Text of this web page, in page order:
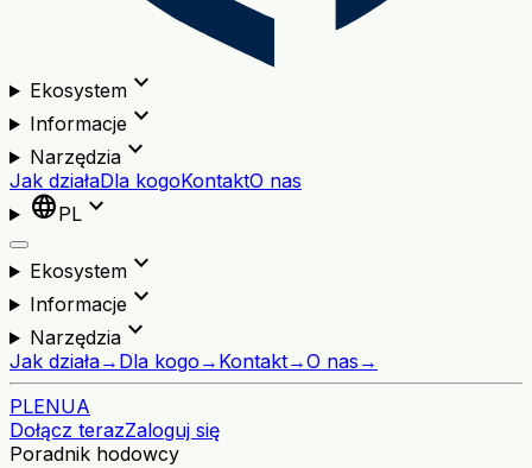
Ekosystemexpand_more
Informacjeexpand_more
Narzędziaexpand_more
Jak działaDla kogoKontaktO nas
languagePL expand_more
Ekosystemexpand_more
Informacjeexpand_more
Narzędziaexpand_more
Jak działa→ Dla kogo → Kontakt→O nas →
PLENUA
Dołącz terazZaloguj się
Poradnik hodowcy